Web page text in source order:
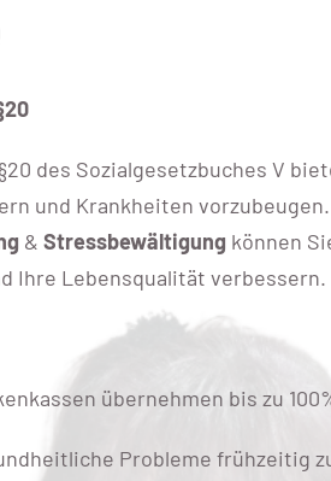
des Sozialgesetzbuches V
und Krankheiten
& Stressbewältigung können
Ihre Lebensqualität verbessern.
übernehmen bis zu
Probleme frühzeitig